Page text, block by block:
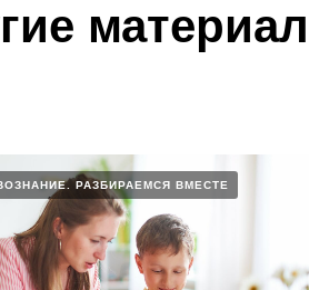
РАЗБИРАЕМСЯ ВМЕСТЕ